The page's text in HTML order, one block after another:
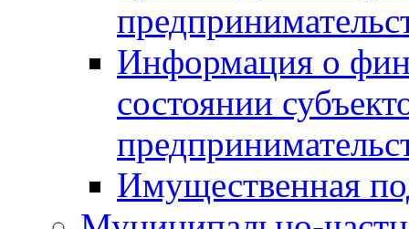
Информация о
состоянии
Имущественная